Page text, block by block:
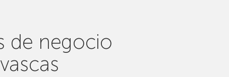
de negocio